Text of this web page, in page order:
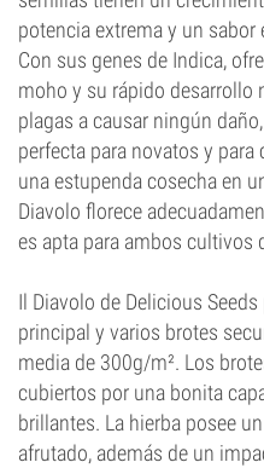
potencia extrema y un
Con sus genes de Indica,
moho y su rápido desarrollo
plagas a causar ningún
perfecta para novatos y
una estupenda cosecha en
Diavolo florece
es apta para ambos cultivos
Il Diavolo de Delicious
principal y varios brotes
media de 300g/m². Los
cubiertos por una bonita
brillantes. La hierba posee
afrutado, además de un